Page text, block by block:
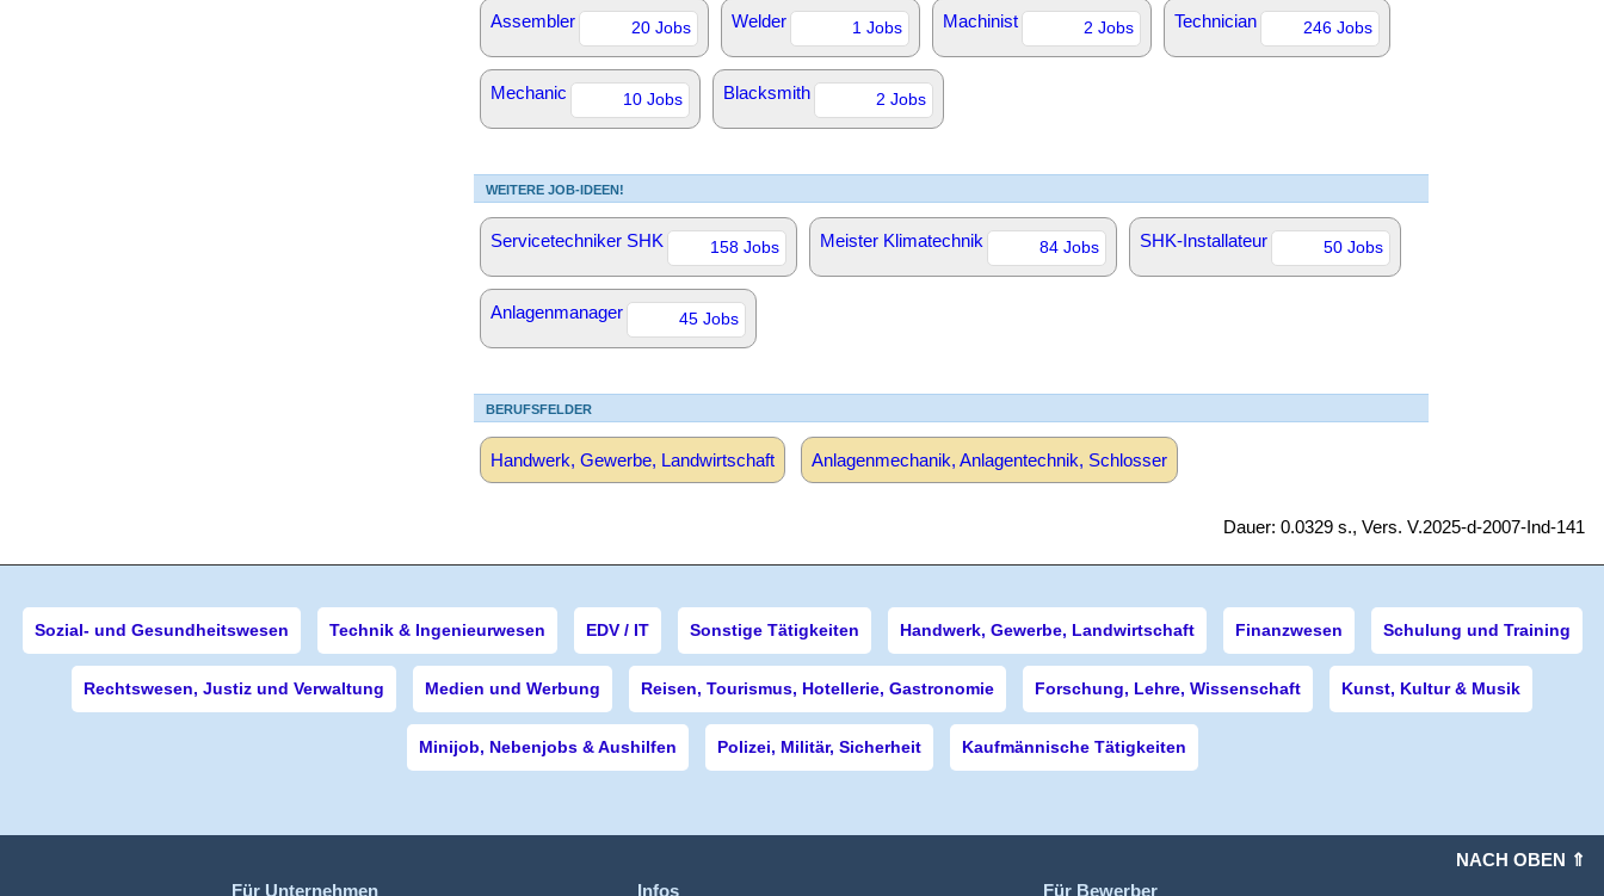
Assembler 20 Jobs Welder 1 Jobs Machinist 2 Jobs Technician 246 Jobs
Mechanic 10 Jobs Blacksmith 2 Jobs
WEITERE JOB-IDEEN!
Servicetechniker SHK 158 Jobs Meister Klimatechnik 84 Jobs SHK-Installateur 50 Jobs
Anlagenmanager 45 Jobs
BERUFSFELDER
Handwerk, Gewerbe, Landwirtschaft Anlagenmechanik, Anlagentechnik, Schlosser
Dauer: 0.0329 s., Vers. V.2025-d-2007-Ind-141
Sozial- und Gesundheitswesen Technik & Ingenieurwesen EDV / IT Sonstige Tätigkeiten Handwerk, Gewerbe, Landwirtschaft Finanzwesen Schulung und Training
Rechtswesen, Justiz und Verwaltung Medien und Werbung Reisen, Tourismus, Hotellerie, Gastronomie Forschung, Lehre, Wissenschaft Kunst, Kultur & Musik
Minijob, Nebenjobs & Aushilfen Polizei, Militär, Sicherheit Kaufmännische Tätigkeiten
NACH OBEN ⇑
Für Unternehmen
Infos Für Bewerber